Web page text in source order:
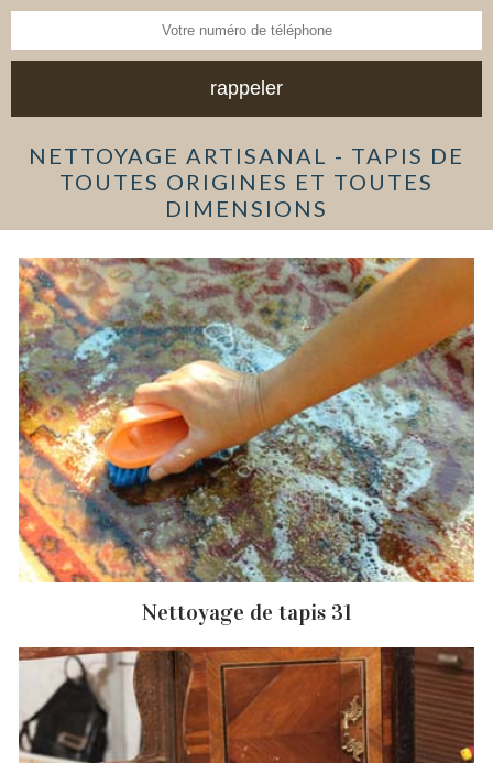
NETTOYAGE ARTISANAL - TAPIS DE
TOUTES ORIGINES ET TOUTES
DIMENSIONS
Nettoyage de tapis 31